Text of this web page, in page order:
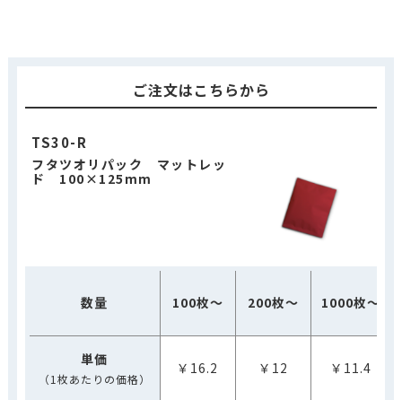
ご注文はこちらから
TS30-R
フタツオリパック マットレッ
ド 100×125mm
数量 100枚～ 200枚～ 1000枚～
単価
（1枚あたりの価格）
￥16.2 ￥12 ￥11.4